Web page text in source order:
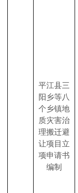
平江县三
阳乡等八
个乡镇地
质灾害治
理搬迁避
让项目立
项申请书
编制